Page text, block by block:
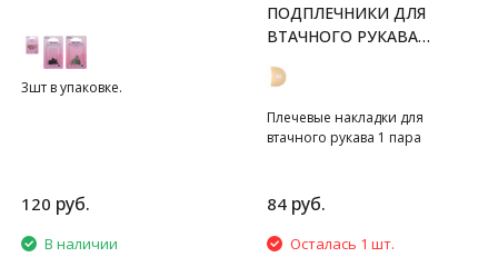
3шт в упаковке.
120 руб.
В наличии
ПОДПЛЕЧНИКИ ДЛЯ
ВТАЧНОГО РУКАВА
Плечевые накладки для
втачного рукава 1 пара
84 руб.
Осталась 1 шт.